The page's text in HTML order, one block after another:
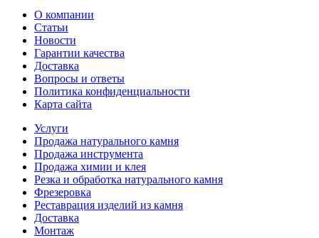
О компании
Статьи
Новости
Гарантии качества
Доставка
Вопросы и ответы
Политика конфиденциальности
Карта сайта
Услуги
Продажа натурального камня
Продажа инструмента
Продажа химии и клея
Резка и обработка натурального камня
Фрезеровка
Реставрация изделий из камня
Доставка
Монтаж